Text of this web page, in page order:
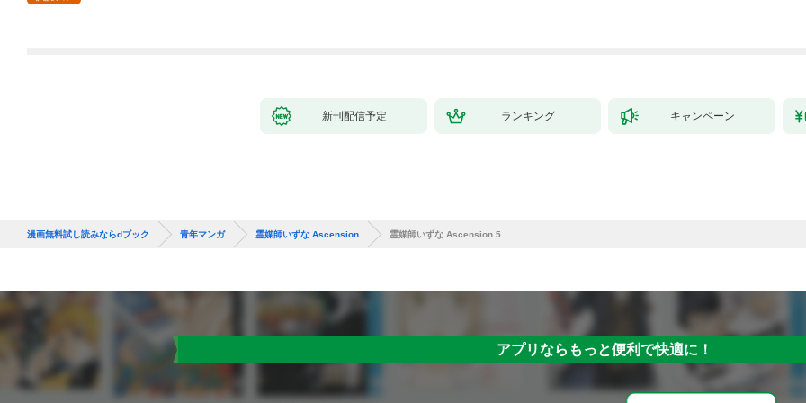
新刊配信予定 ランキング キャンペーン
漫画無料試し読みならdブック 青年マンガ 霊媒師いずな Ascension 霊媒師いずな Ascension 5
アプリならもっと便利で快適に！